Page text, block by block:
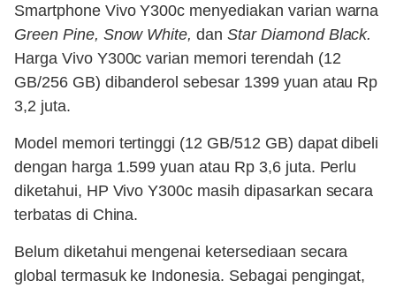
Smartphone Vivo Y300c menyediakan varian warna
Green Pine, Snow White, danStar Diamond Black.
Harga Vivo Y300c varian memori terendah (12
GB/256 GB) dibanderol sebesar 1399 yuan atau Rp
3,2 juta.
Model memori tertinggi (12 GB/512 GB) dapat dibeli
dengan harga 1.599 yuan atau Rp 3,6 juta. Perlu
diketahui, HP Vivo Y300c masih dipasarkan secara
terbatas di China.
Belum diketahui mengenai ketersediaan secara
global termasuk ke Indonesia. Sebagai pengingat,